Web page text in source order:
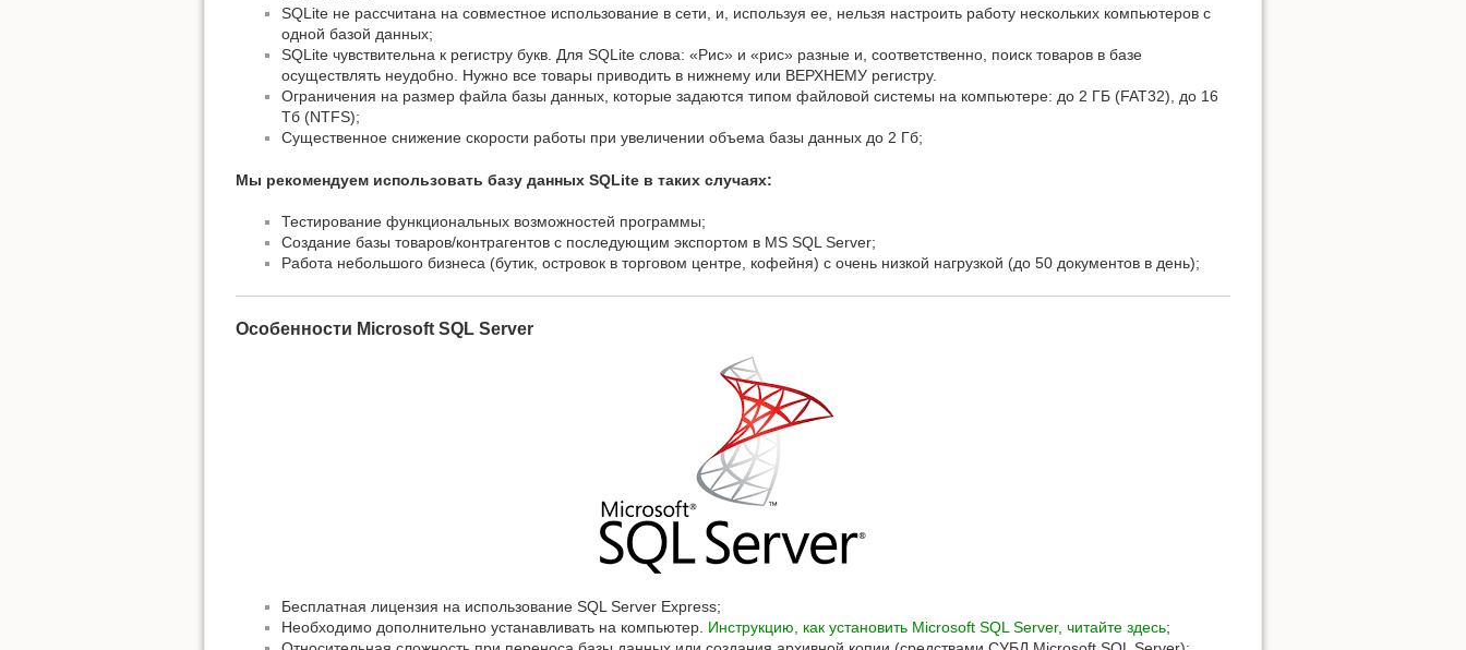
SQLite не рассчитана на совместное использование в сети, и, используя ее, нельзя настроить работу нескольких компьютеров с
одной базой данных;
SQLite чувствительна к регистру букв. Для SQLite слова: «Рис» и «рис» разные и, соответственно, поиск товаров в базе
осуществлять неудобно. Нужно все товары приводить в нижнему или ВЕРХНЕМУ регистру.
Ограничения на размер файла базы данных, которые задаются типом файловой системы на компьютере: до 2 ГБ (FAT32), до 16
Тб (NTFS);
Существенное снижение скорости работы при увеличении объема базы данных до 2 Гб;
Мы рекомендуем использовать базу данных SQLite в таких случаях:
Тестирование функциональных возможностей программы;
Создание базы товаров/контрагентов с последующим экспортом в MS SQL Server;
Работа небольшого бизнеса (бутик, островок в торговом центре, кофейня) с очень низкой нагрузкой (до 50 документов в день);
Особенности Microsoft SQL Server
Бесплатная лицензия на использование SQL Server Express;
Необходимо дополнительно устанавливать на компьютер. Инструкцию, как установить Microsoft SQL Server, читайте здесь;